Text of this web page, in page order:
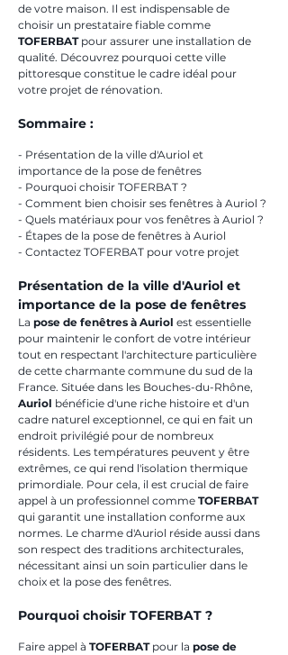
de votre maison. Il est indispensable de
choisir un prestataire fiable comme
TOFERBAT pour assurer une installation de
qualité. Découvrez pourquoi cette ville
pittoresque constitue le cadre idéal pour
votre projet de rénovation.
Sommaire :
- Présentation de la ville d'Auriol et
importance de la pose de fenêtres
- Pourquoi choisir TOFERBAT ?
- Comment bien choisir ses fenêtres à Auriol ?
- Quels matériaux pour vos fenêtres à Auriol ?
- Étapes de la pose de fenêtres à Auriol
- Contactez TOFERBAT pour votre projet
Présentation de la ville d'Auriol et
importance de la pose de fenêtres
La pose de fenêtres à Auriol est essentielle
pour maintenir le confort de votre intérieur
tout en respectant l'architecture particulière
de cette charmante commune du sud de la
France. Située dans les Bouches-du-Rhône,
Auriol bénéficie d'une riche histoire et d'un
cadre naturel exceptionnel, ce qui en fait un
endroit privilégié pour de nombreux
résidents. Les températures peuvent y être
extrêmes, ce qui rend l'isolation thermique
primordiale. Pour cela, il est crucial de faire
appel à un professionnel comme TOFERBAT
qui garantit une installation conforme aux
normes. Le charme d'Auriol réside aussi dans
son respect des traditions architecturales,
nécessitant ainsi un soin particulier dans le
choix et la pose des fenêtres.
Pourquoi choisir TOFERBAT ?
Faire appel à TOFERBAT pour la pose de